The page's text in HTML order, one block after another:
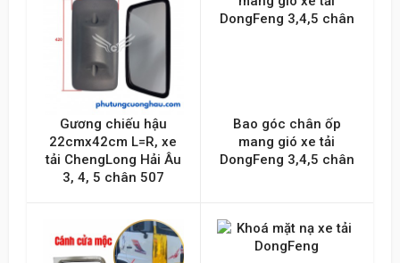
Emai hoặc Số điện thoại
Gương chiếu hậu
22cmx42cm L=R, xe
tải ChengLong Hải Âu
3, 4, 5 chân 507
Bao góc chân ốp
mang gió xe tải
DongFeng 3,4,5 chân